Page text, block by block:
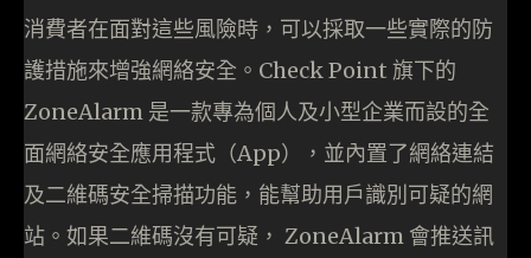
消費者在面對這些風險時，可以採取一些實際的防
護措施來增強網絡安全。Check Point 旗下的
ZoneAlarm 是一款專為個人及小型企業而設的全
面網絡安全應用程式（App），並內置了網絡連結
及二維碼安全掃描功能，能幫助用戶識別可疑的網
站。如果二維碼沒有可疑， ZoneAlarm 會推送訊